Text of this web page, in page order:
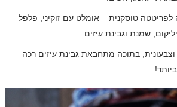
טוסקנית – אומלט עם זוקיני, פלפל
שמנת וגבינת עיזים.
בתוכה מתחבאת גבינת עיזים רכה